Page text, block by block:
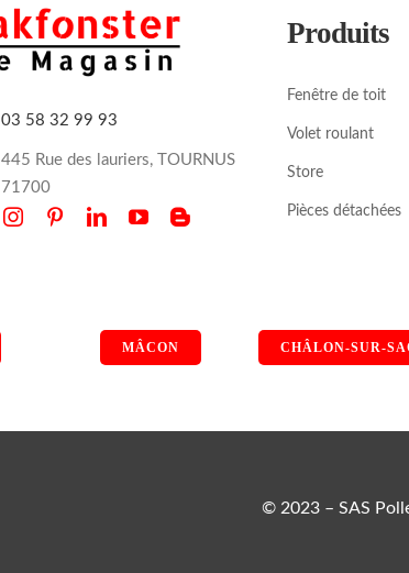
03 58 32 99 93
445 Rue des lauriers, TOURNUS
71700
Produits
Fenêtre de toit
Volet roulant
Store
Pièces détachées
MÂCON CHÂLON-SUR-
© 2023 – SAS